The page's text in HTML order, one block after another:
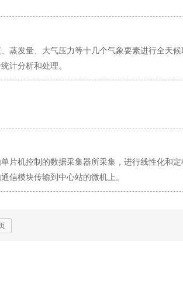
发量、大气压力等十几个气象要素进行全天候
计分析和处理。
机控制的数据采集器所采集，进行线性化和定
信模块传输到中心站的微机上。